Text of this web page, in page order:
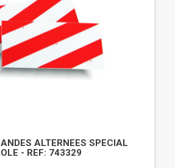
ALTERNEES SPECIAL
- REF: 743329